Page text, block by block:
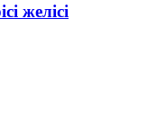
желісі